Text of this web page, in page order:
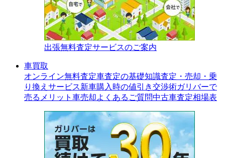
出張無料査定サービスのご案内
車買取
オンライン無料査定車査定の基礎知識査定・売却・乗
り換えサービス新車購入時の値引き交渉術ガリバーで
売るメリット 車売却よくあるご質問中古車査定相場表